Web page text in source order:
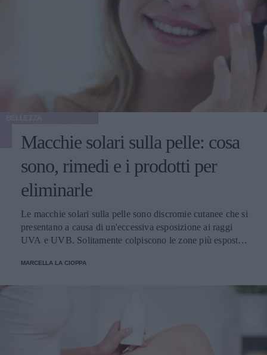
Macchie solari sulla pelle: cosa
sono, rimedi e i prodotti per
eliminarle
Le macchie solari sulla pelle sono discromie cutanee che si
presentano a causa di un'eccessiva esposizione ai raggi
UVA e UVB. Solitamente colpiscono le zone più esposte,
attenuarle e i prodotti migliori per schiarirle.
MARCELLA LA CIOPPA